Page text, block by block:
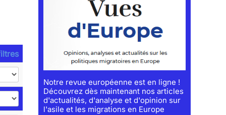
Notre revue européenne est en ligne !
Découvrez dès maintenant nos articles
d'actualités, d'analyse et d'opinion sur
l'asile et les migrations en Europe